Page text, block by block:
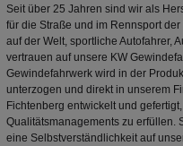
Seit über 25 Jahren sind wir als
für die Straße und im Rennsport
auf der Welt, sportliche Autofahrer,
vertrauen auf unsere KW
Gewindefahrwerk wird in der
unterzogen und direkt in unserem
Fichtenberg entwickelt und
Qualitätsmanagements zu erfüllen.
eine Selbstverständlichkeit auf